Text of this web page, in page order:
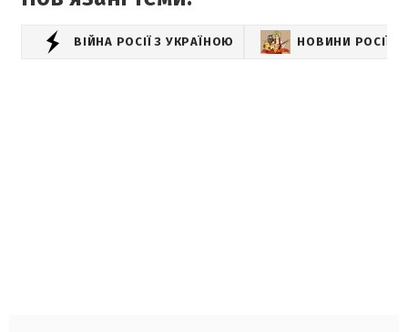
ВІЙНА РОСІЇ З УКРАЇНОЮ НОВИНИ РОСІЇ